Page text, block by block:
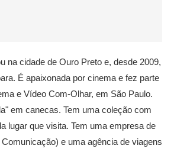
na cidade de Ouro Preto e, desde 2009,
É apaixonada por cinema e fez parte
e Vídeo Com-Olhar, em São Paulo.
em canecas. Tem uma coleção com
lugar que visita. Tem uma empresa de
e uma agência de viagens